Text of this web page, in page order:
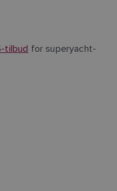
tilbud for superyacht-